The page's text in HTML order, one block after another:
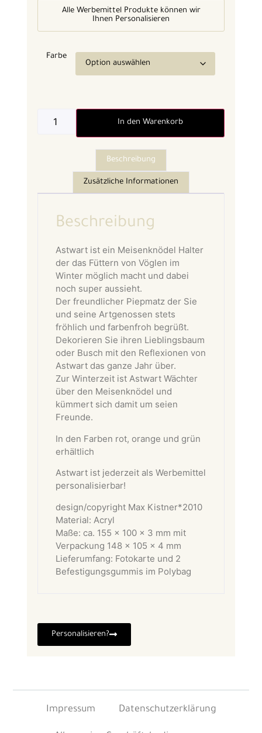
Alle Werbemittel Produkte können wir
Ihnen Personalisieren
Farbe
In den Warenkorb
Beschreibung
Zusätzliche Informationen
Beschreibung
Astwart ist ein Meisenknödel Halter
der das Füttern von Vöglen im
Winter möglich macht und dabei
noch super aussieht.
Der freundlicher Piepmatz der Sie
und seine Artgenossen stets
fröhlich und farbenfroh begrüßt.
Dekorieren Sie ihren Lieblingsbaum
oder Busch mit den Reflexionen von
Astwart das ganze Jahr über.
Zur Winterzeit ist Astwart Wächter
über den Meisenknödel und
kümmert sich damit um seien
Freunde.
In den Farben rot, orange und grün
erhältlich
Astwart ist jederzeit als Werbemittel
personalisierbar!
design/copyright Max Kistner*2010
Material: Acryl
Maße: ca. 155 x 100 x 3 mm mit
Verpackung 148 x 105 x 4 mm
Lieferumfang: Fotokarte und 2
Befestigungsgummis im Polybag
Personalisieren?
Impressum Datenschutzerklärung